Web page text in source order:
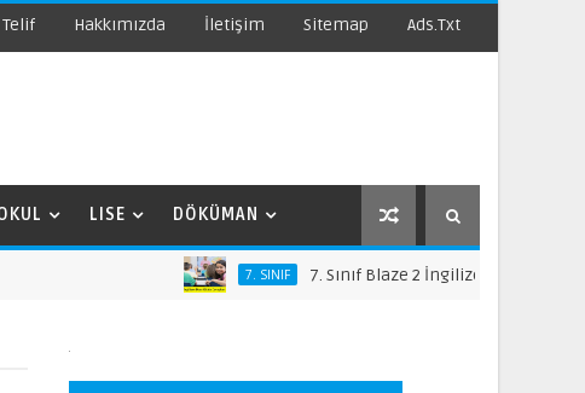
Telif Hakkımızda İletişim Sitemap Ads.txt
LISE DÖKÜMAN
7. SINIF 7. Sınıf Blaze 2 İngilizce Ders Kitabı